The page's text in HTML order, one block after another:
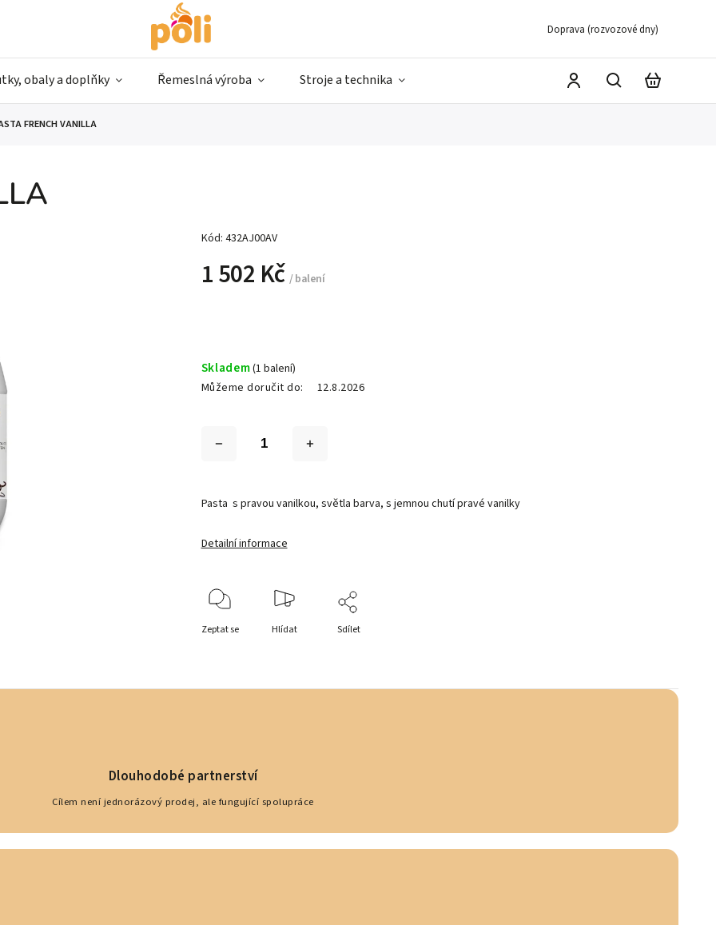
Doprava (rozvozové dny)
obaly a doplňky Řemeslná výroba Stroje a technika
FRENCH VANILLA
Kód: 432AJ00AV
1 502 Kč / balení
Skladem(1 balení)
Můžeme doručit do:
12.8.2026
Pasta s pravou vanilkou, světla barva, s jemnou chutí pravé vanilky
Detailní informace
Zeptat se Hlídat Sdílet
Dlouhodobé partnerství
Cílem není jednorázový prodej, ale fungující spolupráce